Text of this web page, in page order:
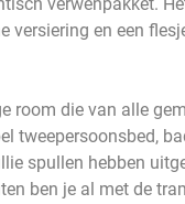
versiering en een
room die van alle
tweepersoonsbed,
spullen hebben
ben je al met de